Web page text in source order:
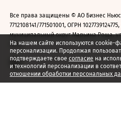
На нашем сайте используются cookie-
персонализации. Продолжая
подтверждаете свое согласие на
и технологий персонализации в
отношении обработки персональных
Все права защищены © АО Бизнес
7712108141/771501001, ОГРН
муниципальный округ Марьина Роща,
2026